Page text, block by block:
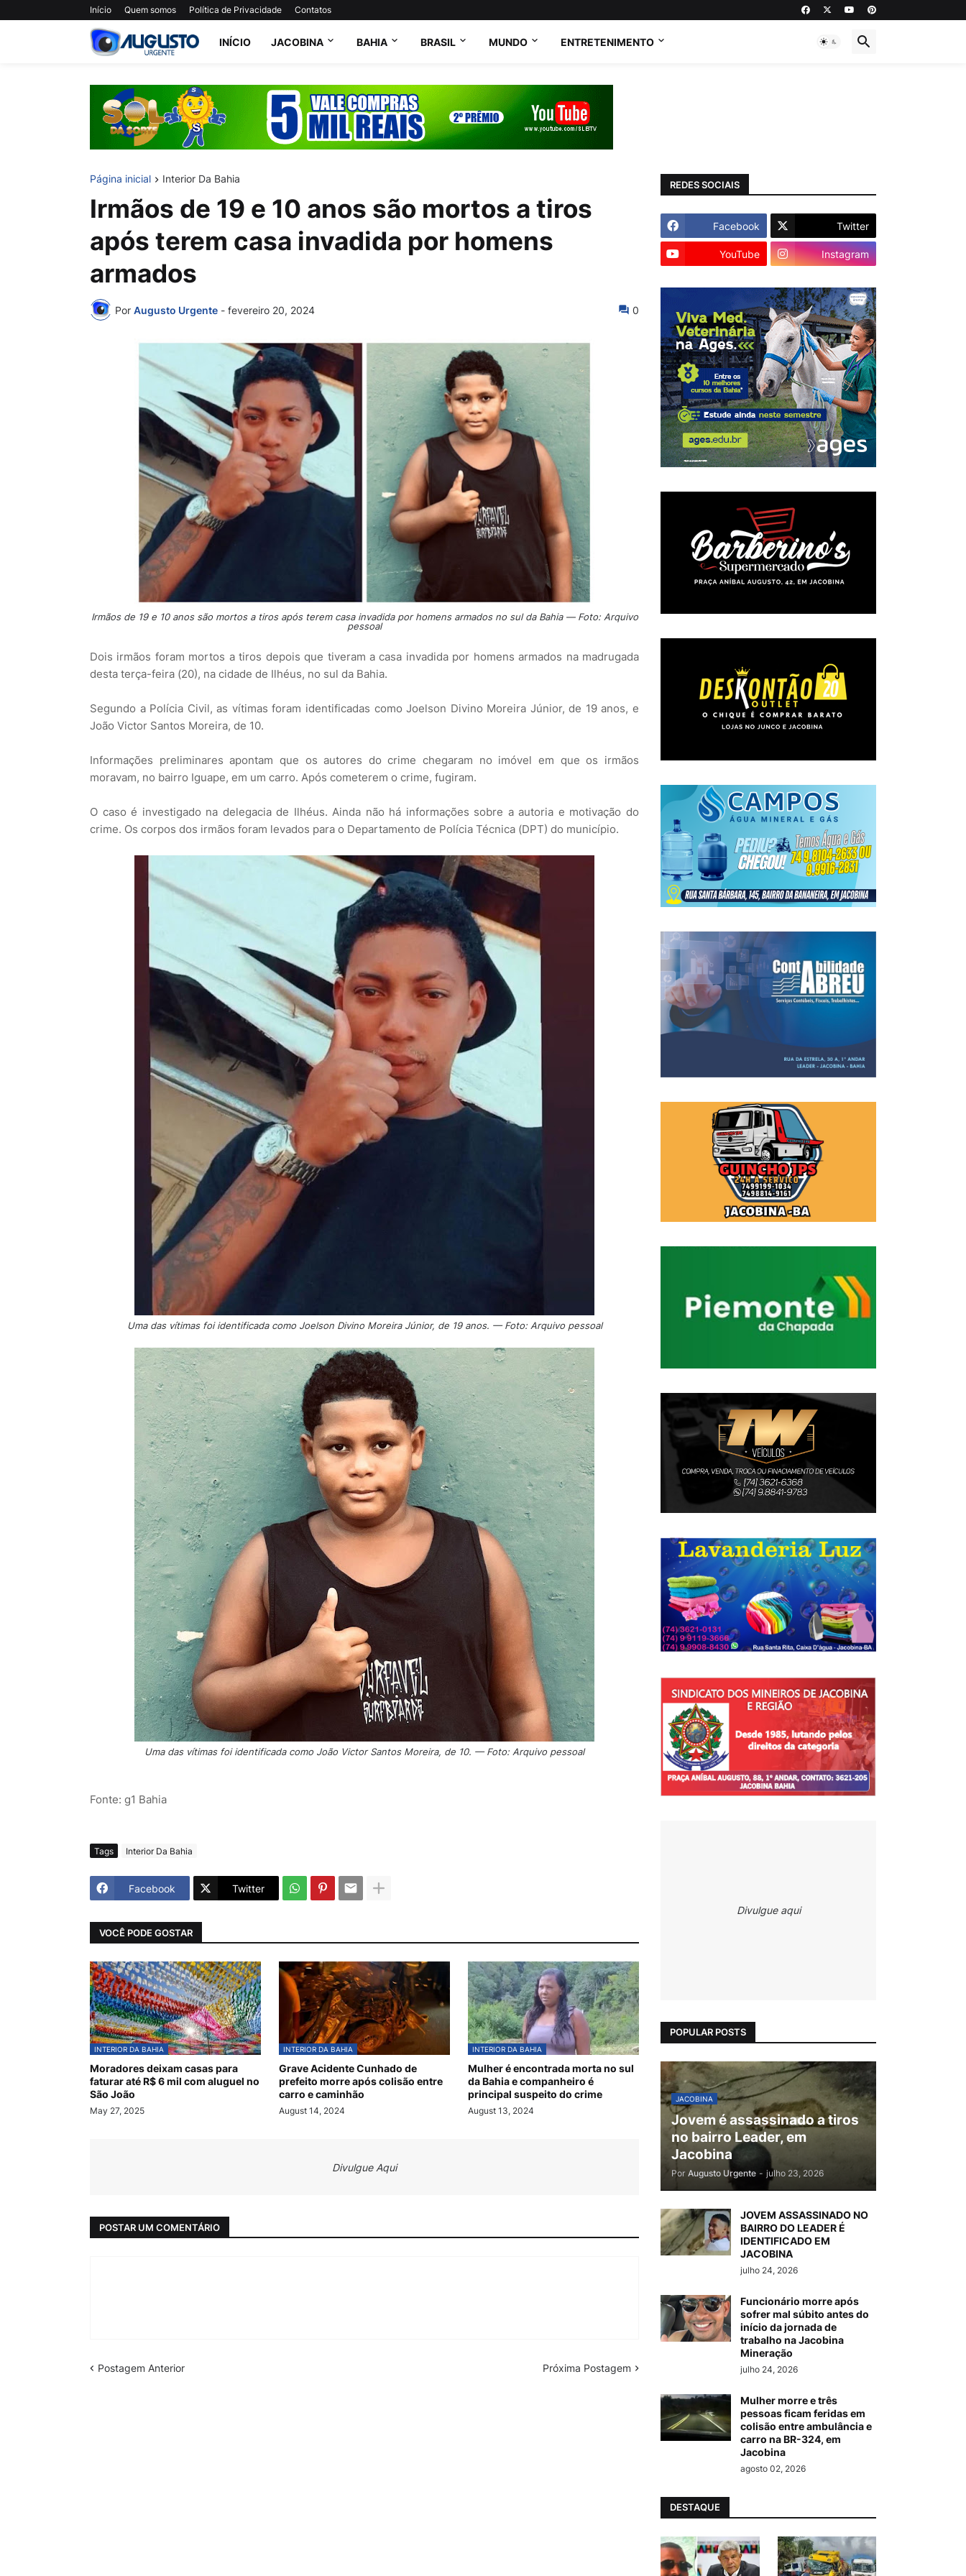
Início Quem somos Política de Privacidade Contatos
INÍCIO JACOBINA BAHIA BRASIL MUNDO ENTRETENIMENTO
Página inicial Interior Da Bahia
Irmãos de 19 e 10 anos são mortos a tiros
após terem casa invadida por homens
armados
Por Augusto Urgente - fevereiro 20, 2024 0
Irmãos de 19 e 10 anos são mortos a tiros após terem casa invadida por homens armados no sul da Bahia — Foto: Arquivo
pessoal
Dois irmãos foram mortos a tiros depois que tiveram a casa invadida por homens armados na madrugada
desta terça-feira (20), na cidade de Ilhéus, no sul da Bahia.
Segundo a Polícia Civil, as vítimas foram identificadas como Joelson Divino Moreira Júnior, de 19 anos, e
João Victor Santos Moreira, de 10.
Informações preliminares apontam que os autores do crime chegaram no imóvel em que os irmãos
moravam, no bairro Iguape, em um carro. Após cometerem o crime, fugiram.
O caso é investigado na delegacia de Ilhéus. Ainda não há informações sobre a autoria e motivação do
crime. Os corpos dos irmãos foram levados para o Departamento de Polícia Técnica (DPT) do município.
Uma das vítimas foi identificada como Joelson Divino Moreira Júnior, de 19 anos. — Foto: Arquivo pessoal
Uma das vítimas foi identificada como João Victor Santos Moreira, de 10. — Foto: Arquivo pessoal
Fonte: g1 Bahia
Tags Interior Da Bahia
Facebook Twitter
VOCÊ PODE GOSTAR
INTERIOR DA BAHIA
Moradores deixam casas para
faturar até R$ 6 mil com aluguel no
São João
May 27, 2025
INTERIOR DA BAHIA
Grave Acidente Cunhado de
prefeito morre após colisão entre
carro e caminhão
August 14, 2024
INTERIOR DA BAHIA
Mulher é encontrada morta no sul
da Bahia e companheiro é
principal suspeito do crime
August 13, 2024
Divulgue Aqui
POSTAR UM COMENTÁRIO
Postagem Anterior Próxima Postagem
REDES SOCIAIS
Facebook Twitter
YouTube Instagram
Divulgue aqui
POPULAR POSTS
JACOBINA
Jovem é assassinado a tiros
no bairro Leader, em
Jacobina
Por Augusto Urgente - julho 23, 2026
JOVEM ASSASSINADO NO
BAIRRO DO LEADER É
IDENTIFICADO EM
JACOBINA
julho 24, 2026
Funcionário morre após
sofrer mal súbito antes do
início da jornada de
trabalho na Jacobina
Mineração
julho 24, 2026
Mulher morre e três
pessoas ficam feridas em
colisão entre ambulância e
carro na BR-324, em
Jacobina
agosto 02, 2026
DESTAQUE